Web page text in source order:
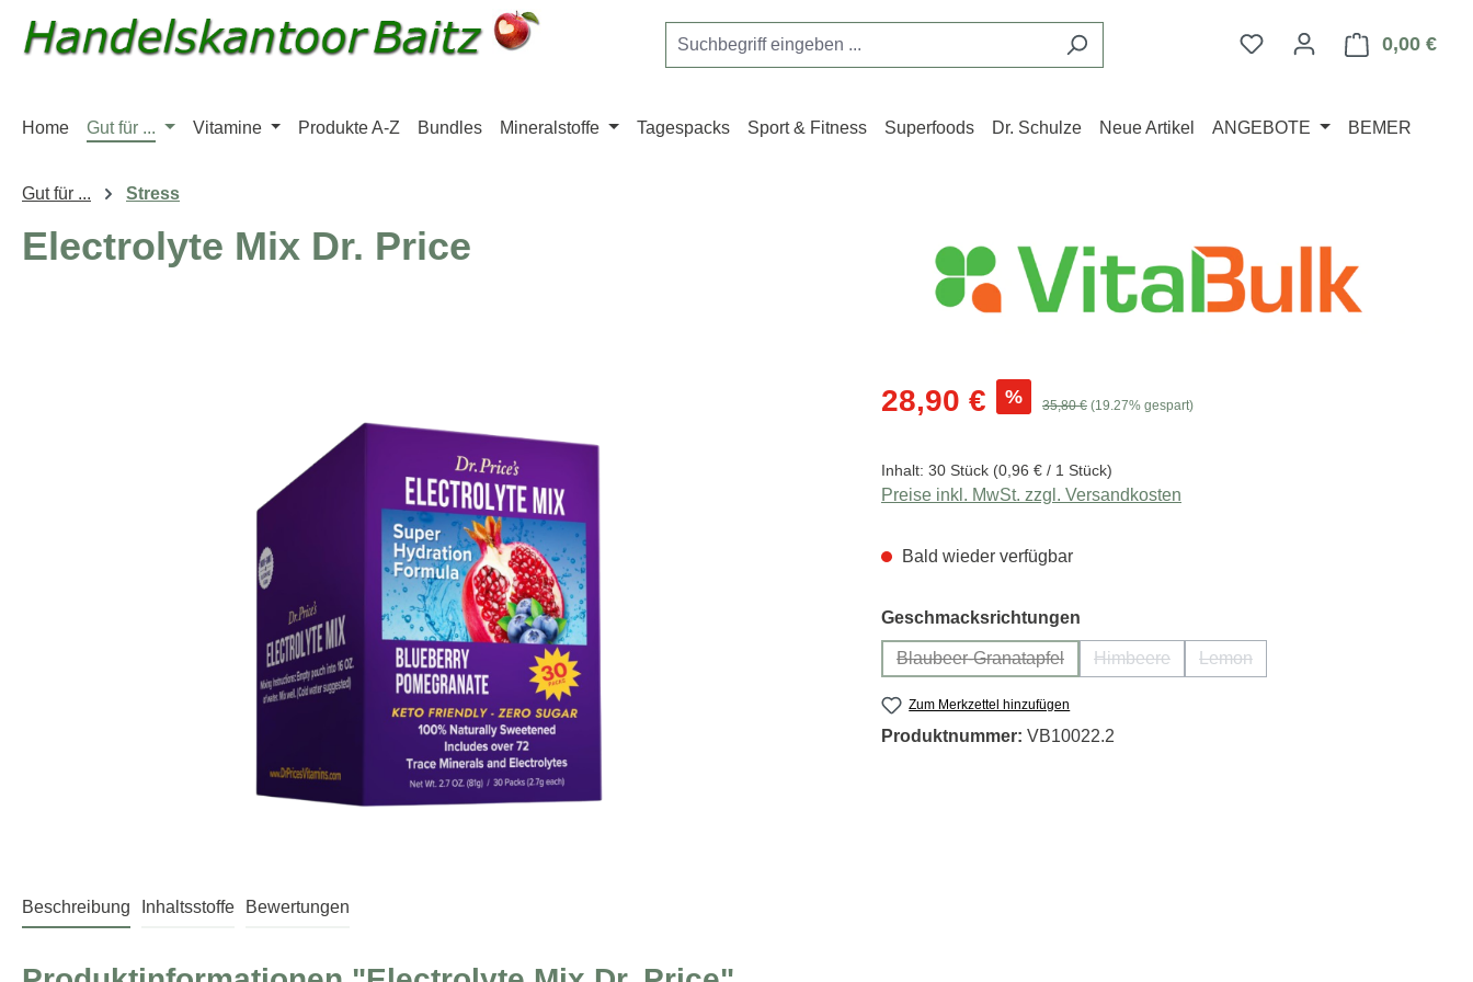
Hauptinhalt springen
Zur Suche springen
Zur Hauptnavigation springen
Du hast 0 Produkte auf
0,00 €
Home Gut für ... Vitamine Produkte A-Z Bundles Mineralstoffe Tagespacks Sport & Fitness Superfoods Dr. Schulze Neue Artikel ANGEBOTE BEMER
Gut für ... Stress
Electrolyte Mix Dr. Price
Verkaufspreis:
28,90 € % Regulärer Preis:
35,80 € (19.27% gespart)
Inhalt: 30 Stück (0,96 € / 1 Stück)
Preise inkl. MwSt. zzgl. Versandkosten
Bald wieder verfügbar
Geschmacksrichtungen
Blaubeer-Granatapfel
(Diese Option ist zurzeit nicht verfügbar.)
Himbeere Lemon
Zum Merkzettel hinzufügen
Produktnummer: VB10022.2
Beschreibung Inhaltsstoffe Bewertungen